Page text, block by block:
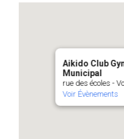
Aikido Club
Municipal
rue des écoles -
Voir Évènements